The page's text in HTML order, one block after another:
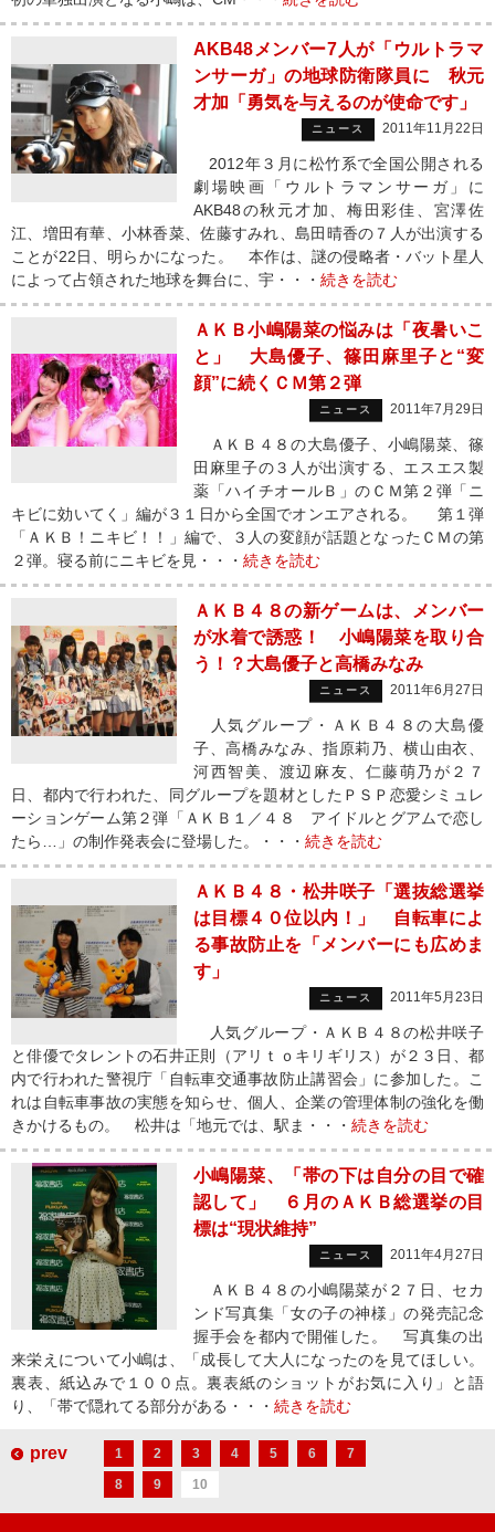
AKB48メンバー7人が「ウルトラマ
ンサーガ」の地球防衛隊員に 秋元
才加「勇気を与えるのが使命です」
ニュース 2011年11月22日
2012年３月に松竹系で全国公開される
劇場映画「ウルトラマンサーガ」に
AKB48の秋元才加、梅田彩佳、宮澤佐
江、増田有華、小林香菜、佐藤すみれ、島田晴香の７人が出演する
ことが22日、明らかになった。 本作は、謎の侵略者・バット星人
によって占領された地球を舞台に、宇・・・ 続きを読む
ＡＫＢ小嶋陽菜の悩みは「夜暑いこ
と」 大島優子、篠田麻里子と“変
顔”に続くＣＭ第２弾
ニュース 2011年7月29日
ＡＫＢ４８の大島優子、小嶋陽菜、篠
田麻里子の３人が出演する、エスエス製
薬「ハイチオールＢ」のＣＭ第２弾「ニ
キビに効いてく」編が３１日から全国でオンエアされる。 第１弾
「ＡＫＢ！ニキビ！！」編で、３人の変顔が話題となったＣＭの第
２弾。寝る前にニキビを見・・・ 続きを読む
ＡＫＢ４８の新ゲームは、メンバー
が水着で誘惑！ 小嶋陽菜を取り合
う！？大島優子と高橋みなみ
ニュース 2011年6月27日
人気グループ・ＡＫＢ４８の大島優
子、高橋みなみ、指原莉乃、横山由衣、
河西智美、渡辺麻友、仁藤萌乃が２７
日、都内で行われた、同グループを題材としたＰＳＰ恋愛シミュレ
ーションゲーム第２弾「ＡＫＢ１／４８ アイドルとグアムで恋し
たら…」の制作発表会に登場した。・・・ 続きを読む
ＡＫＢ４８・松井咲子「選抜総選挙
は目標４０位以内！」 自転車によ
る事故防止を「メンバーにも広めま
す」
ニュース 2011年5月23日
人気グループ・ＡＫＢ４８の松井咲子
と俳優でタレントの石井正則（アリｔｏキリギリス）が２３日、都
内で行われた警視庁「自転車交通事故防止講習会」に参加した。こ
れは自転車事故の実態を知らせ、個人、企業の管理体制の強化を働
きかけるもの。 松井は「地元では、駅ま・・・ 続きを読む
小嶋陽菜、「帯の下は自分の目で確
認して」 ６月のＡＫＢ総選挙の目
標は“現状維持”
ニュース 2011年4月27日
ＡＫＢ４８の小嶋陽菜が２７日、セカ
ンド写真集「女の子の神様」の発売記念
握手会を都内で開催した。 写真集の出
来栄えについて小嶋は、「成長して大人になったのを見てほしい。
裏表、紙込みで１００点。裏表紙のショットがお気に入り」と語
り、「帯で隠れてる部分がある・・・ 続きを読む
prev 1 2 3 4 5 6
7
8
9 10